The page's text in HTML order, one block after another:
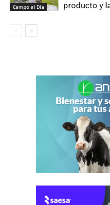
Campo al Día
producto y